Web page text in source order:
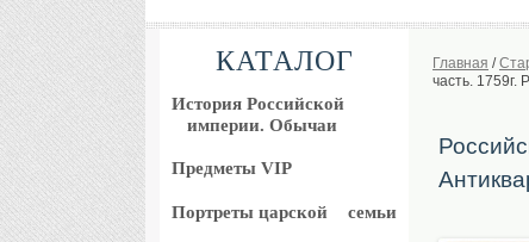
КАТАЛОГ
История Российской
империи. Обычаи
Предметы VIP
Портреты царской семьи
Главная /
часть. 1759г.